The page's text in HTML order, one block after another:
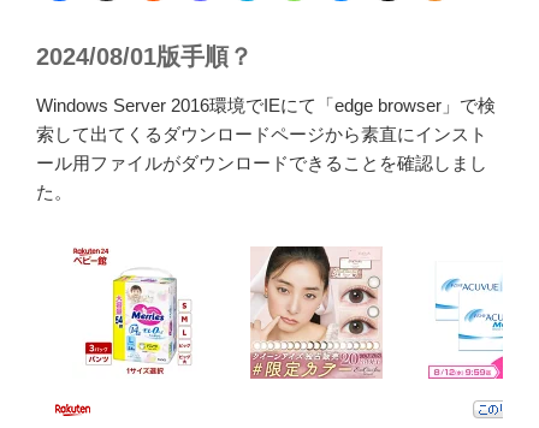
2024/08/01版手順？
Windows Server 2016環境でIEにて「edge browser」で検
索して出てくるダウンロードページから素直にインスト
ール用ファイルがダウンロードできることを確認しまし
た。